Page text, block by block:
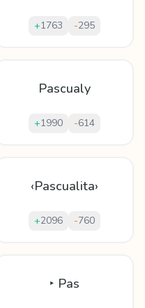
+1763 -295
Pascualy
+1990 -614
‹Pascualita›
+2096 -760
‣ Pas